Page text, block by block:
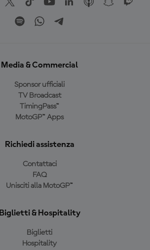
Media & Commercial
Sponsor ufficiali
TV Broadcast
TimingPass™
MotoGP™ Apps
Richiedi assistenza
Contattaci
FAQ
Unisciti alla MotoGP™
Biglietti & Hospitality
Biglietti
Hospitality